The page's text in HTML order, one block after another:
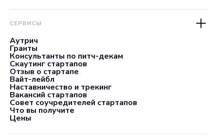
СЕРВИСЫ
Аутрич
Гранты
Консультанты по питч-декам
Скаутинг стартапов
Отзыв о стартапе
Вайт-лейбл
Наставничество и трекинг
Вакансий стартапов
Совет соучредителей стартапов
Что вы получите
Цены